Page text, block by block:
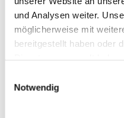
und Analysen weiter.
möglicherweise mit
bereitgestellt haben oder
Notwendig